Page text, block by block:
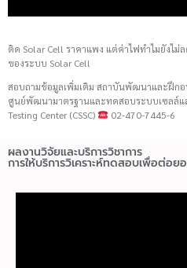
ติด Solar Cell ราคาแพง แต่ค่าไฟทำไมยังไม่
ของระบบ Solar Cell
สอบถามข้อมูลเพิ่มเติม สถาบันพัฒนาและฝึก
ศูนย์พัฒนามาตรฐานและทดสอบระบบเซลล์แส
Testing Center (CSSC)
02-470-7445-6
ผลงานวิจัยและบริการวิชาการ
การให้บริการวิเคราะห์ทดสอบเพื่อต่อย